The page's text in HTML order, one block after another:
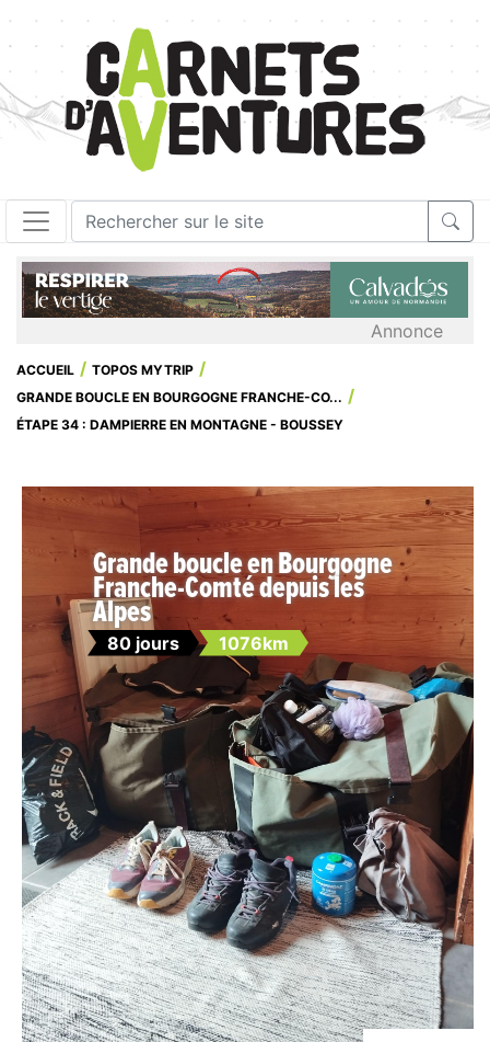
Annonce
ACCUEIL
TOPOS MYTRIP
GRANDE BOUCLE EN BOURGOGNE FRANCHE-CO...
ÉTAPE 34 : DAMPIERRE EN MONTAGNE - BOUSSEY
Grande boucle en Bourgogne
Franche-Comté depuis les
Alpes
80 jours 1076km